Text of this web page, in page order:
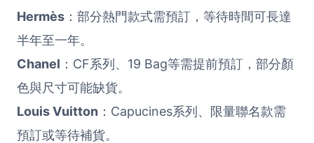
Hermès ：部分熱門款式需預訂，等待時間可長達
半年至一年。
Chanel ：CF系列、19 Bag等需提前預訂，部分顏
色與尺寸可能缺貨。
Louis Vuitton ：Capucines系列、限量聯名款需
預訂或等待補貨。